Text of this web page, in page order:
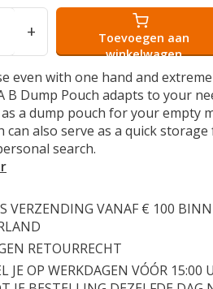
+
Toevoegen aan
winkelwagen
even with one hand and
B Dump Pouch adapts to your
a dump pouch for your empty
can also serve as a quick
search.
VERZENDING VANAF € 100
RETOURRECHT
JE OP WERKDAGEN VÓÓR 15:00